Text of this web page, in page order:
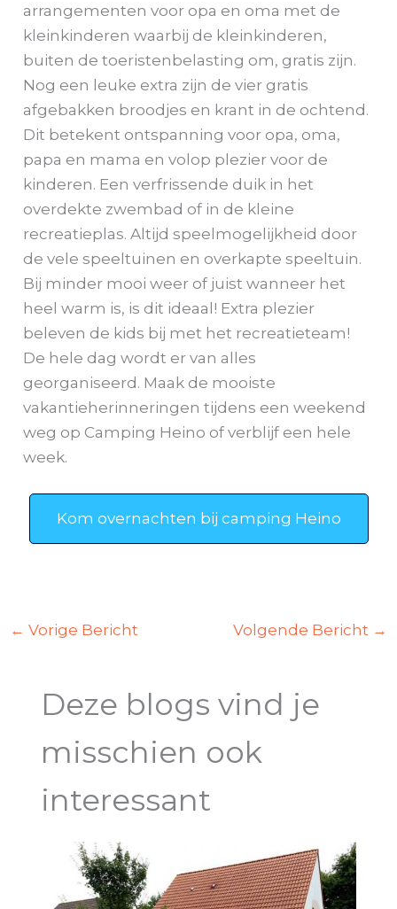
arrangementen voor opa en oma met de
kleinkinderen waarbij de kleinkinderen,
buiten de toeristenbelasting om, gratis zijn.
Nog een leuke extra zijn de vier gratis
afgebakken broodjes en krant in de ochtend.
Dit betekent ontspanning voor opa, oma,
papa en mama en volop plezier voor de
kinderen. Een verfrissende duik in het
overdekte zwembad of in de kleine
recreatieplas. Altijd speelmogelijkheid door
de vele speeltuinen en overkapte speeltuin.
Bij minder mooi weer of juist wanneer het
heel warm is, is dit ideaal! Extra plezier
beleven de kids bij met het recreatieteam!
De hele dag wordt er van alles
georganiseerd. Maak de mooiste
vakantieherinneringen tijdens een weekend
weg op Camping Heino of verblijf een hele
week.
Kom overnachten bij camping Heino
← Vorige Bericht Volgende Bericht →
Deze blogs vind je
misschien ook
interessant